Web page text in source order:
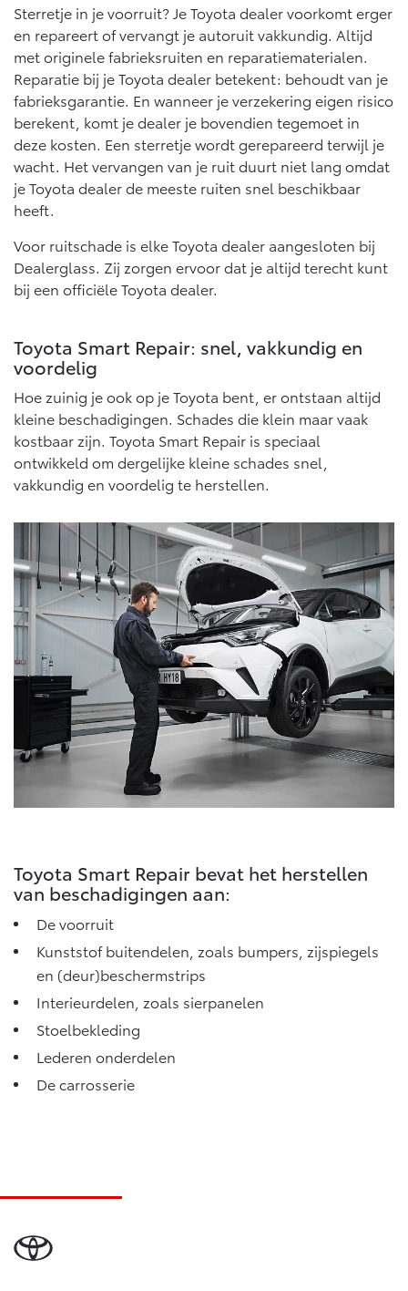
Sterretje in je voorruit? Je Toyota dealer voorkomt erger
en repareert of vervangt je autoruit vakkundig. Altijd
met originele fabrieksruiten en reparatiematerialen.
Reparatie bij je Toyota dealer betekent: behoudt van je
fabrieksgarantie. En wanneer je verzekering eigen risico
berekent, komt je dealer je bovendien tegemoet in
deze kosten. Een sterretje wordt gerepareerd terwijl je
wacht. Het vervangen van je ruit duurt niet lang omdat
je Toyota dealer de meeste ruiten snel beschikbaar
heeft.
Voor ruitschade is elke Toyota dealer aangesloten bij
Dealerglass. Zij zorgen ervoor dat je altijd terecht kunt
bij een officiële Toyota dealer.
Toyota Smart Repair: snel, vakkundig en
voordelig
Hoe zuinig je ook op je Toyota bent, er ontstaan altijd
kleine beschadigingen. Schades die klein maar vaak
kostbaar zijn. Toyota Smart Repair is speciaal
ontwikkeld om dergelijke kleine schades snel,
vakkundig en voordelig te herstellen.
Toyota Smart Repair bevat het herstellen
van beschadigingen aan:
De voorruit
Kunststof buitendelen, zoals bumpers, zijspiegels
en (deur)beschermstrips
Interieurdelen, zoals sierpanelen
Stoelbekleding
Lederen onderdelen
De carrosserie